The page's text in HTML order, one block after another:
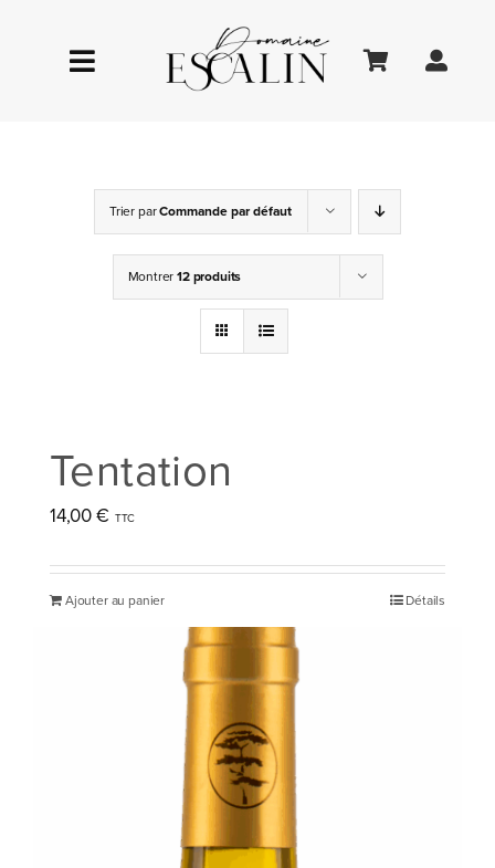
Toggle
ŒNOTOURISME
LA BOUTIQUE
Trier parCommande par défaut
Montrer12 produits
Tentation
14,00€
Ajouter au panier Détails